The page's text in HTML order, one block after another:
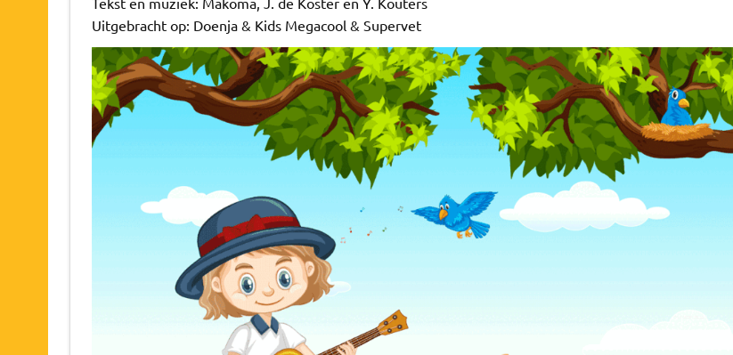
Uitgebracht op: Doenja & Kids Megacool & Supervet